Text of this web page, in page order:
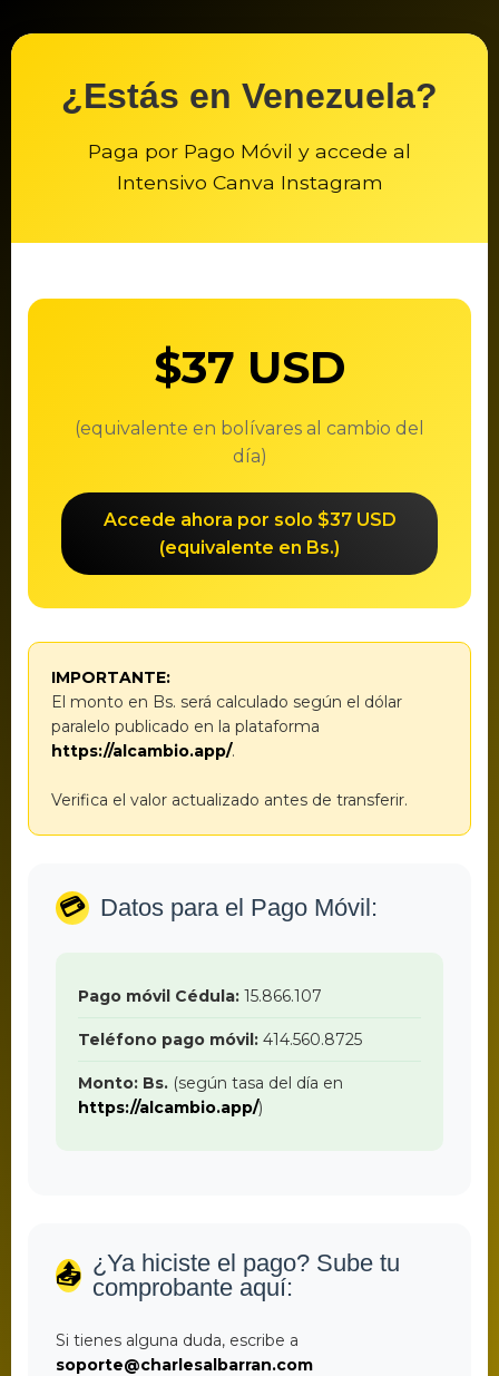
¿Estás en Venezuela?
Paga por Pago Móvil y accede al
Intensivo Canva Instagram
$37 USD
(equivalente en bolívares al cambio del
día)
Accede ahora por solo $37 USD
(equivalente en Bs.)
IMPORTANTE:
El monto en Bs. será calculado según el dólar
paralelo publicado en la plataforma
https://alcambio.app/.
Verifica el valor actualizado antes de transferir.
💳 Datos para el Pago Móvil:
Pago móvil Cédula: 15.866.107
Teléfono pago móvil: 414.560.8725
Monto: Bs. (según tasa del día en
https://alcambio.app/)
📤 ¿Ya hiciste el pago? Sube tu
comprobante aquí:
Si tienes alguna duda, escribe a
soporte@charlesalbarran.com